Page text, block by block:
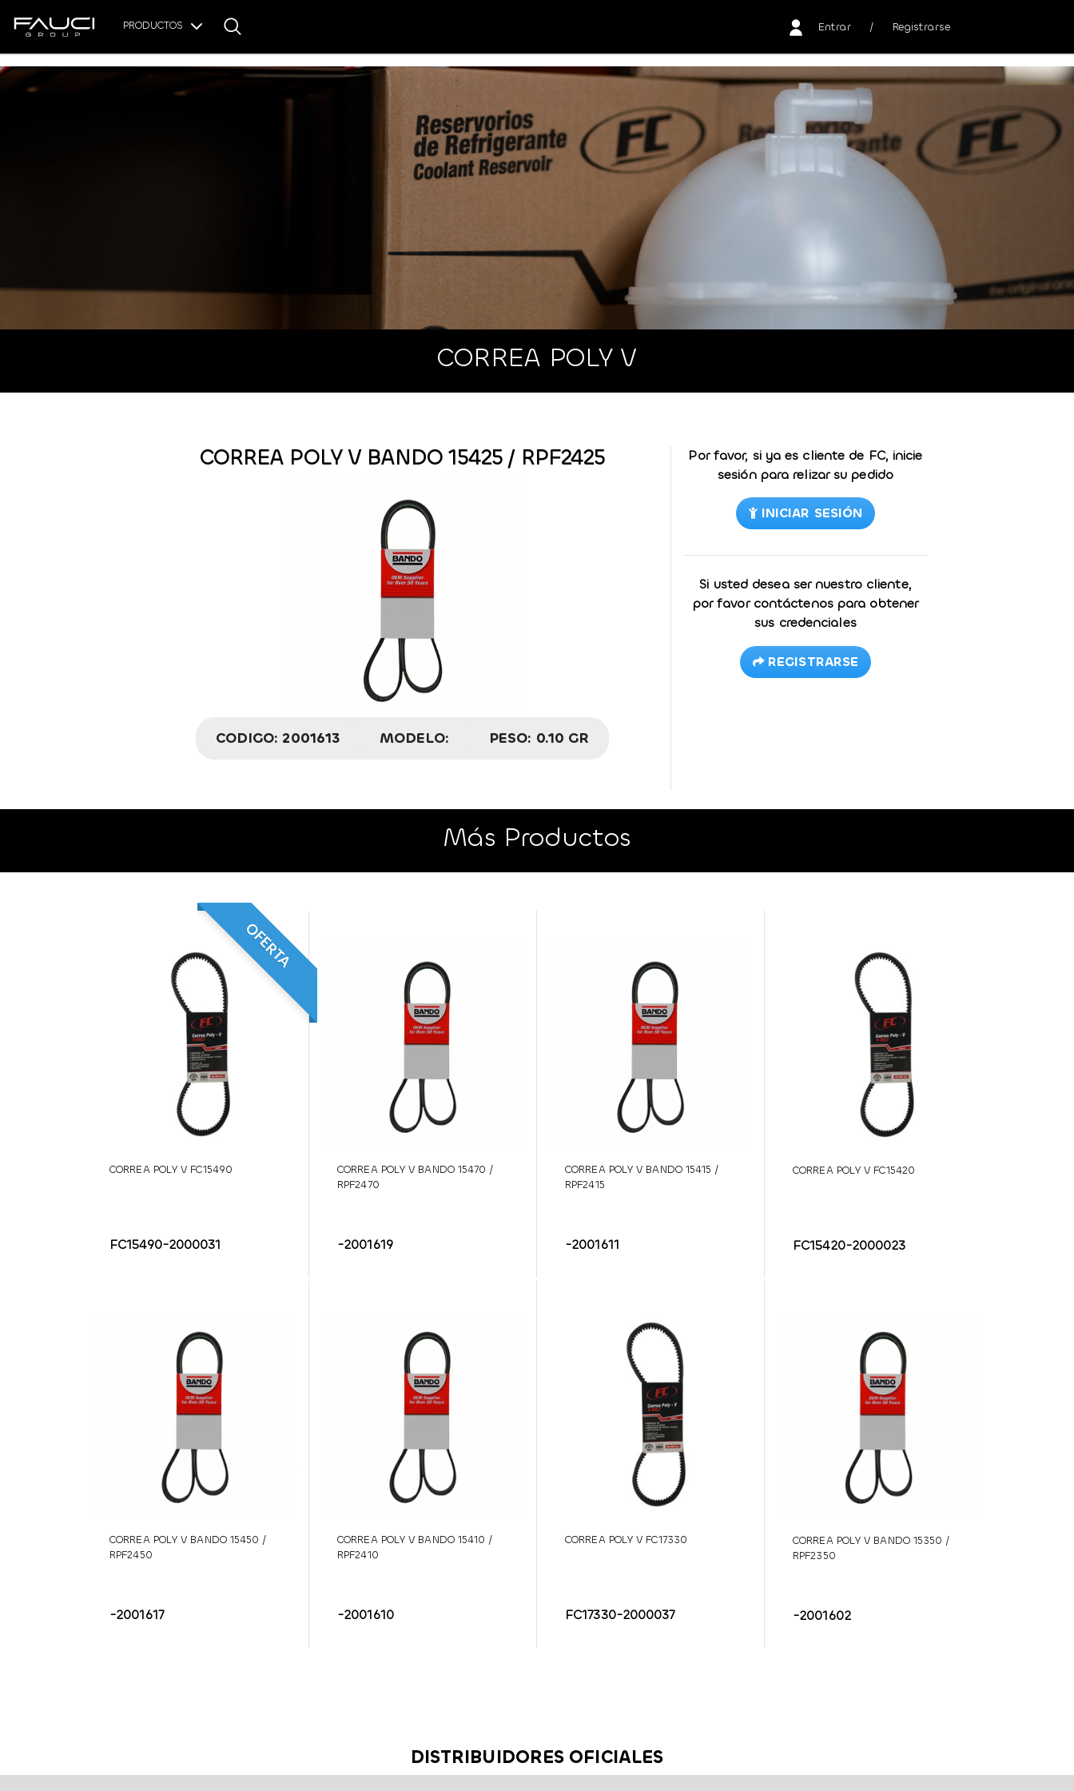
PRODUCTOS Entrar / Registrarse
CORREA POLY V
CORREA POLY V BANDO 15425 / RPF2425
CODIGO: 2001613 MODELO: PESO: 0.10 GR
Por favor, si ya es cliente de FC, inicie
sesión para relizar su pedido
INICIAR SESIÓN
Si usted desea ser nuestro cliente,
por favor contáctenos para obtener
sus credenciales
REGISTRARSE
Más Productos
OFERTA
CORREA POLY V FC15490
FC15490-2000031
CORREA POLY V BANDO 15470 /
RPF2470
-2001619
CORREA POLY V BANDO 15415 /
RPF2415
-2001611
CORREA POLY V FC15420
FC15420-2000023
CORREA POLY V BANDO 15450 /
RPF2450
-2001617
CORREA POLY V BANDO 15410 /
RPF2410
-2001610
CORREA POLY V FC17330
FC17330-2000037
CORREA POLY V BANDO 15350 /
RPF2350
-2001602
DISTRIBUIDORES OFICIALES